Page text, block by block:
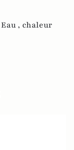
Eau , chaleur